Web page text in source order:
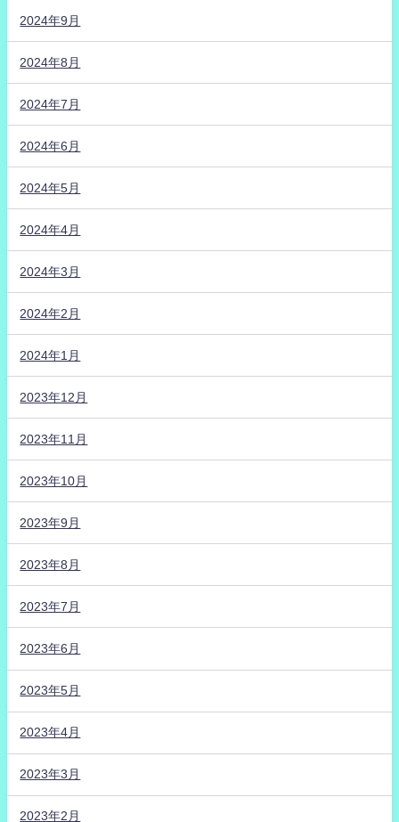
2024年9月
2024年8月
2024年7月
2024年6月
2024年5月
2024年4月
2024年3月
2024年2月
2024年1月
2023年12月
2023年11月
2023年10月
2023年9月
2023年8月
2023年7月
2023年6月
2023年5月
2023年4月
2023年3月
2023年2月